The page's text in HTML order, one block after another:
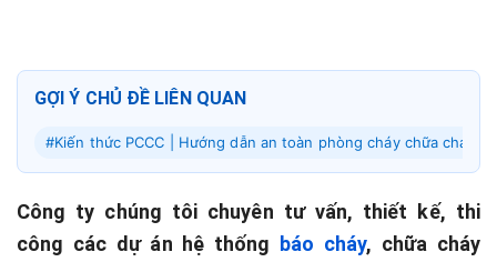
GỢI Ý CHỦ ĐỀ LIÊN QUAN
#Kiến thức PCCC | Hướng dẫn an toàn phòng cháy chữa cháy
Công ty chúng tôi chuyên tư vấn, thiết kế, thi
công các dự án hệ thống báo cháy, chữa cháy